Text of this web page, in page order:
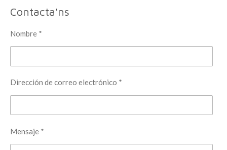
Contacta'ns
Nombre *
Dirección de correo electrónico *
Mensaje *